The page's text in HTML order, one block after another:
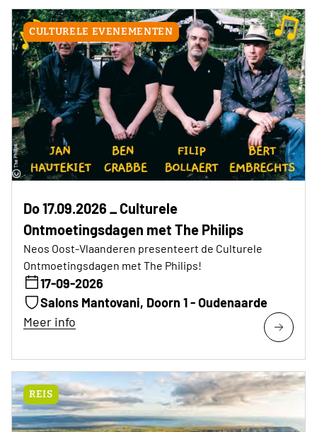
CULTURELE EVENEMENTEN
Do 17.09.2026 _ Culturele
Ontmoetingsdagen met The Philips
Neos Oost-Vlaanderen presenteert de Culturele
Ontmoetingsdagen met The Philips!
17-09-2026
Salons Mantovani, Doorn 1 - Oudenaarde
Meer info
REIS